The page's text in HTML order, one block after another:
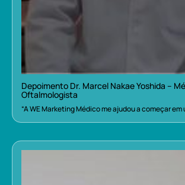
Depoimento Dr. Marcel Nakae Yoshida –
Oftalmologista
“A WE Marketing Médico me ajudou a começar em